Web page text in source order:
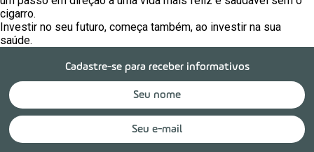
cigarro.
Investir no seu futuro, começa também, ao investir na sua
saúde.
Cadastre-se para receber informativos